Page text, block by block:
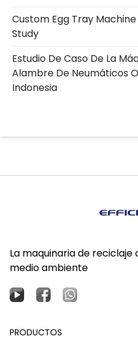
Custom Egg Tray
Study
Estudio De Caso De La
Alambre De Neumáticos
Indonesia
La maquinaria de
medio ambiente
PRODUCTOS